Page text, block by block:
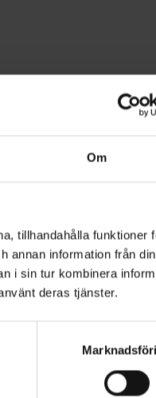
Om
tillhandahålla funktioner
annan information från
i sin tur kombinera
deras tjänster.
Lägg i
över 1500kr
ramstrukturer. Idealiskt
utmärkta